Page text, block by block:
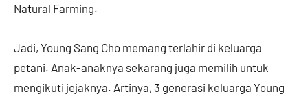
Natural Farming.
Jadi, Young Sang Cho memang terlahir di keluarga
petani. Anak-anaknya sekarang juga memilih untuk
mengikuti jejaknya. Artinya, 3 generasi keluarga Young